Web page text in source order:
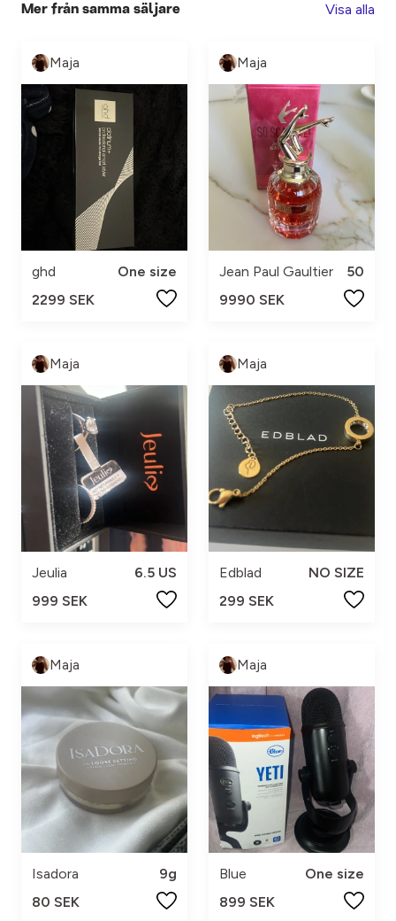
Mer från samma säljare Visa alla
Maja
ghd
One size
2299 SEK
Maja
Jean Paul Gaultier
50
9990 SEK
Maja
Jeulia
6.5 US
999 SEK
Maja
Edblad
NO SIZE
299 SEK
Maja
Isadora
9g
80 SEK
Maja
Blue
One size
899 SEK